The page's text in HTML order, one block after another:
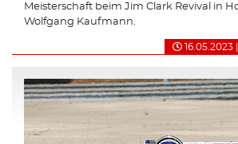
Meisterschaft beim Jim Clark Revival in
Wolfgang Kaufmann.
16.05.2023